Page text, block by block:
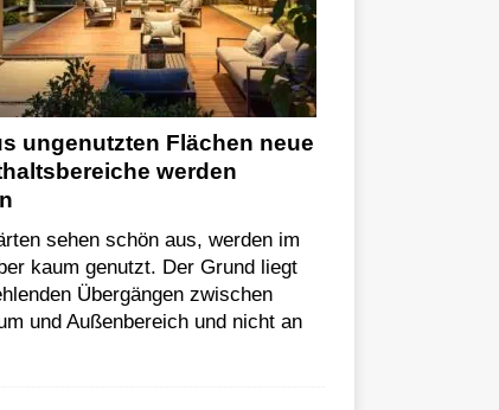
ungenutzten Flächen neue
werden
sehen schön aus, werden im
kaum genutzt. Der Grund liegt
Übergängen zwischen
und Außenbereich und nicht an